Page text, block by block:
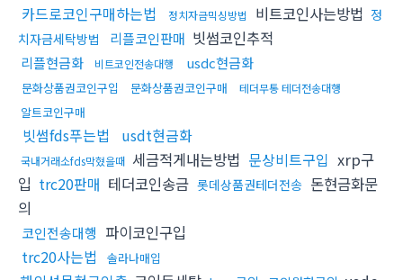
카드로코인구매하는법 정치자금믹싱방법 비트코인사는방법 정
치자금세탁방법
리플코인판매 빗썸코인추적
리플현금화 비트코인전송대행 usdc현금화
문화상품권코인구입 문화상품권코인구매 테더무통 테더전송대행
알트코인구매
빗썸fds푸는법 usdt현금화
국내거래소fds막혔을때 세금적게내는방법 문상비트구입 xrp구
입 trc20판매 테더코인송금 롯데상품권테더전송 돈현금화문
의
코인전송대행 파이코인구입
trc20사는법
솔라나매입